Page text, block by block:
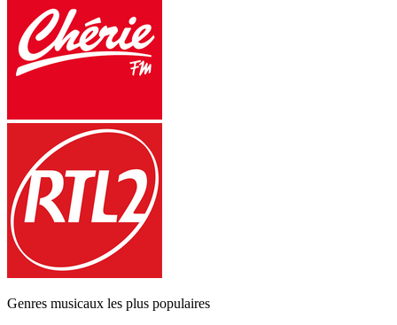
Genres musicaux les plus populaires